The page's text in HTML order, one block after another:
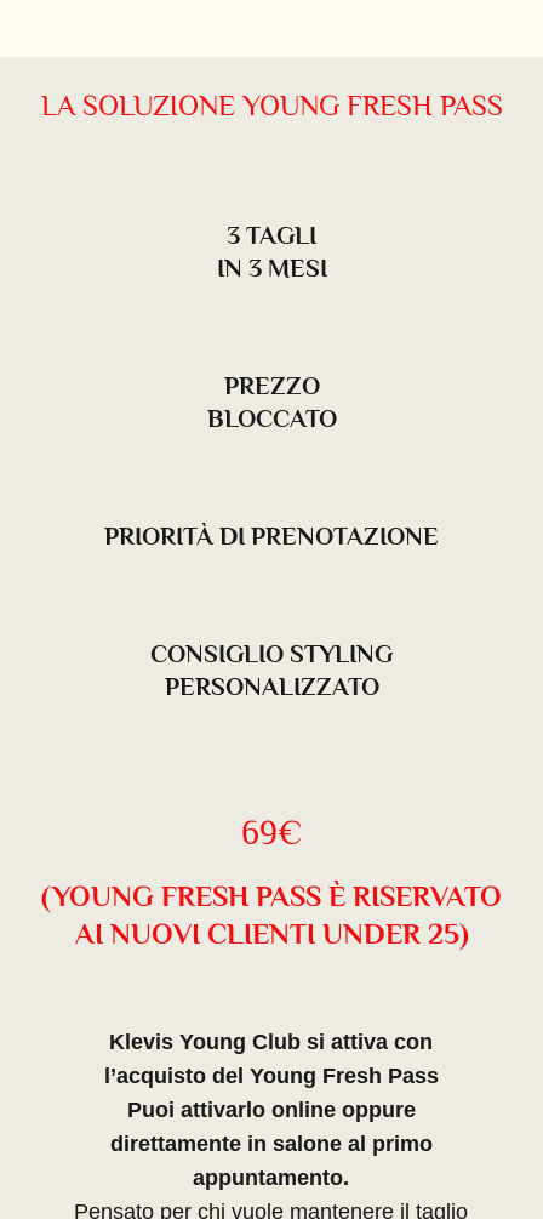
LA SOLUZIONE YOUNG FRESH PASS
3 TAGLI
IN 3 MESI
PREZZO
BLOCCATO
PRIORITÀ DI PRENOTAZIONE
CONSIGLIO STYLING
PERSONALIZZATO
69€
(YOUNG FRESH PASS È RISERVATO
AI NUOVI CLIENTI UNDER 25)
Klevis Young Club si attiva con
l’acquisto del Young Fresh Pass
Puoi attivarlo online oppure
direttamente in salone al primo
appuntamento.
Pensato per chi vuole mantenere il taglio